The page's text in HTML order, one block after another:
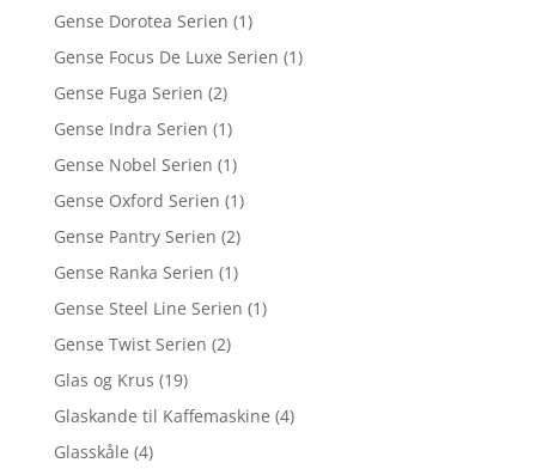
Gense Dorotea Serien (1)
Gense Focus De Luxe Serien (1)
Gense Fuga Serien (2)
Gense Indra Serien (1)
Gense Nobel Serien (1)
Gense Oxford Serien (1)
Gense Pantry Serien (2)
Gense Ranka Serien (1)
Gense Steel Line Serien (1)
Gense Twist Serien (2)
Glas og Krus (19)
Glaskande til Kaffemaskine (4)
Glasskåle (4)